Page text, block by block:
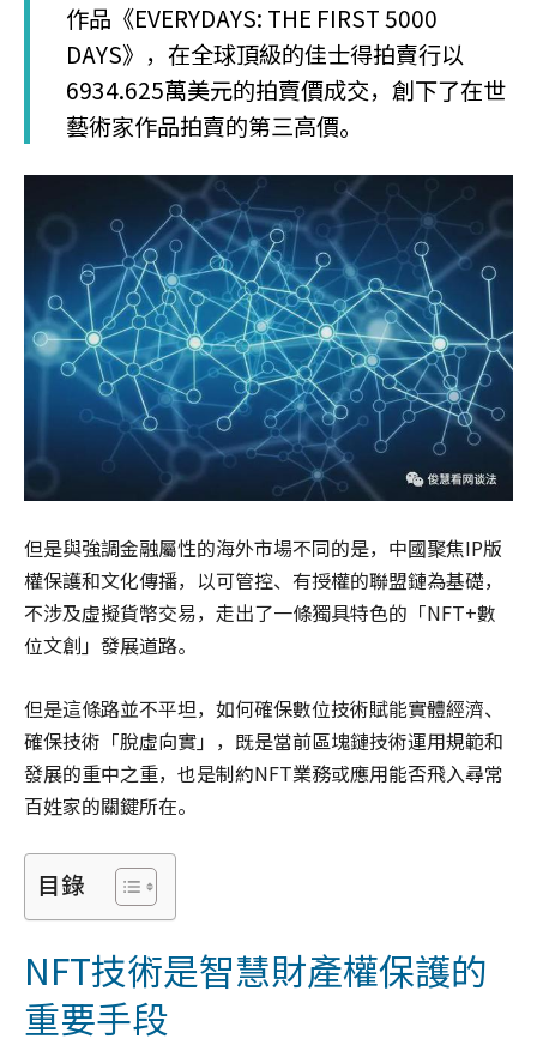
作品《EVERYDAYS: THE FIRST 5000
DAYS》，在全球頂級的佳士得拍賣行以
6934.625萬美元的拍賣價成交，創下了在世
藝術家作品拍賣的第三高價。
但是與強調金融屬性的海外市場不同的是，中國聚焦IP版
權保護和文化傳播，以可管控、有授權的聯盟鏈為基礎，
不涉及虛擬貨幣交易，走出了一條獨具特色的「NFT+數
位文創」發展道路。
但是這條路並不平坦，如何確保數位技術賦能實體經濟、
確保技術「脫虛向實」，既是當前區塊鏈技術運用規範和
發展的重中之重，也是制約NFT業務或應用能否飛入尋常
百姓家的關鍵所在。
目錄
NFT技術是智慧財產權保護的
重要手段